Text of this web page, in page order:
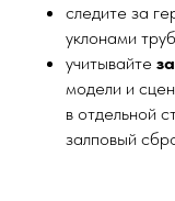
следите за
уклонами
учитывайте
модели и
в отдельной
залповый